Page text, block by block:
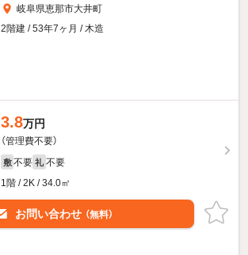
岐阜県恵那市大井町
2階建 / 53年7ヶ月 / 木造
3.8万円
（管理費不要）
敷 不要 礼 不要
1階 / 2K / 34.0㎡
お問い合わせ （無料）